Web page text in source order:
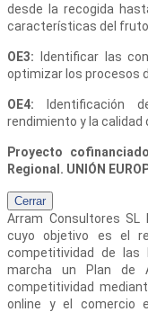
desde la recogida
características del fruto
OE3:
Identificar las
optimizar los procesos
OE4:
Identificación
rendimiento y la calidad
Proyecto
Regional. UNIÓN
Cerrar
Arram Consultores SL
cuyo objetivo es el
competitividad de las
marcha un Plan de
competitividad
online y el comercio